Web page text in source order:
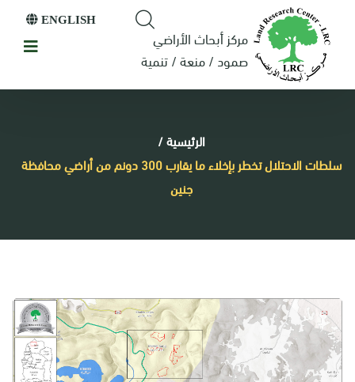
مركز أبحاث الأراضي
صمود / منعة / تنمية
ENGLISH
الرئيسية/
سلطات الاحتلال تخطر بإخلاء ما يقارب 300 دونم من أراضي محافظة
جنين